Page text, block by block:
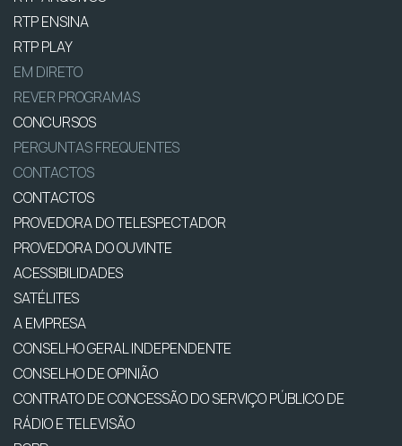
RTP ENSINA
RTP PLAY
EM DIRETO
REVER PROGRAMAS
CONCURSOS
PERGUNTAS FREQUENTES
CONTACTOS
CONTACTOS
PROVEDORA DO TELESPECTADOR
PROVEDORA DO OUVINTE
ACESSIBILIDADES
SATÉLITES
A EMPRESA
CONSELHO GERAL INDEPENDENTE
CONSELHO DE OPINIÃO
CONTRATO DE CONCESSÃO DO SERVIÇO PÚBLICO DE
RÁDIO E TELEVISÃO